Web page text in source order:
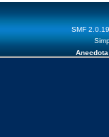
SMF 2.0.19
Anecdota